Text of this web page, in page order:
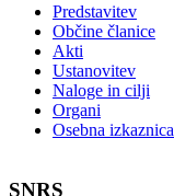
Predstavitev
Občine članice
Akti
Ustanovitev
Naloge in cilji
Organi
Osebna izkaznica
SNRS